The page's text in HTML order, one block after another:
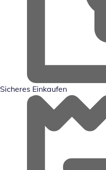
Sicheres Einkaufen